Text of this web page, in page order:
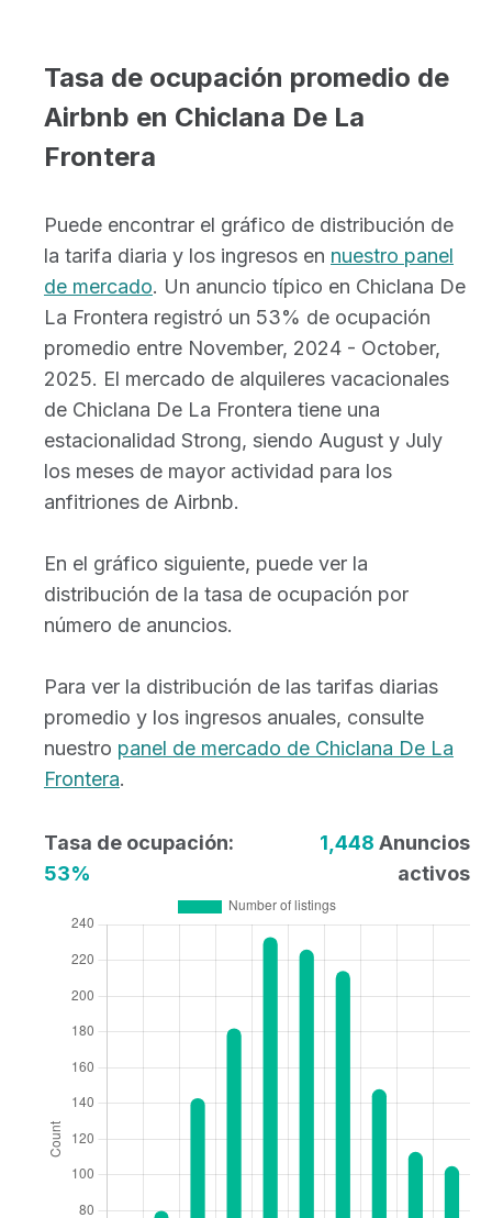
Tasa de ocupación promedio de
Airbnb en Chiclana De La
Frontera
Puede encontrar el gráfico de distribución de
la tarifa diaria y los ingresos en nuestro panel
de mercado. Un anuncio típico en Chiclana De
La Frontera registró un 53% de ocupación
promedio entre November, 2024 - October,
2025. El mercado de alquileres vacacionales
de Chiclana De La Frontera tiene una
estacionalidad Strong, siendo August y July
los meses de mayor actividad para los
anfitriones de Airbnb.
En el gráfico siguiente, puede ver la
distribución de la tasa de ocupación por
número de anuncios.
Para ver la distribución de las tarifas diarias
promedio y los ingresos anuales, consulte
nuestro panel de mercado de Chiclana De La
Frontera.
Tasa de ocupación:
53%
1,448 Anuncios
activos